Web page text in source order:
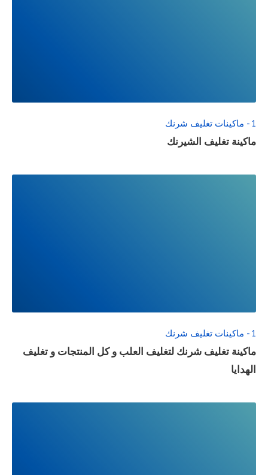
1 - ماكينات تغليف شرنك
ماكينة تغليف الشيرنك
1 - ماكينات تغليف شرنك
ماكينة تغليف شرنك لتغليف العلب و كل المنتجات و تغليف
الهدايا